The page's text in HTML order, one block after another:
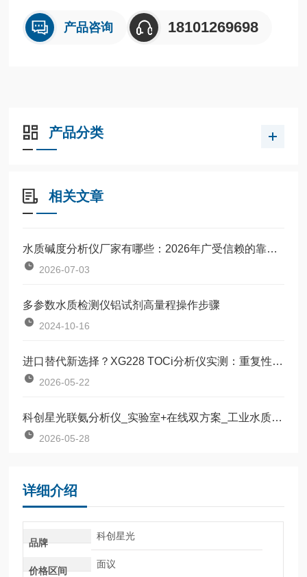
产品咨询 18101269698
产品分类
相关文章
水质碱度分析仪厂家有哪些：2026年广受信赖的靠谱商家测评排名
2026-07-03
多参数水质检测仪铝试剂高量程操作步骤
2024-10-16
进口替代新选择？XG228 TOCi分析仪实测：重复性≤2%，无需载气试剂
2026-05-22
科创星光联氨分析仪_实验室+在线双方案_工业水质精准监测厂家
2026-05-28
详细介绍
品牌
科创星光
价格区间
面议